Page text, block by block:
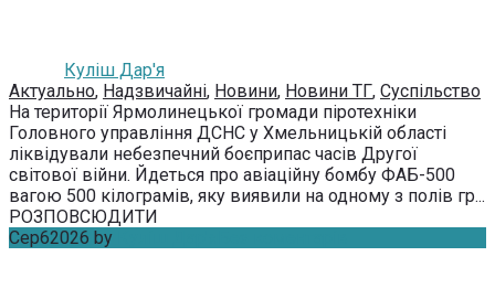
Куліш Дар'я
Актуально, Надзвичайні, Новини, Новини ТГ, Суспільство
На території Ярмолинецької громади піротехніки
Головного управління ДСНС у Хмельницькій області
ліквідували небезпечний боєприпас часів Другої
світової війни. Йдеться про авіаційну бомбу ФАБ-500
вагою 500 кілограмів, яку виявили на одному з полів гр...
РОЗПОВСЮДИТИ
Сер62026 by